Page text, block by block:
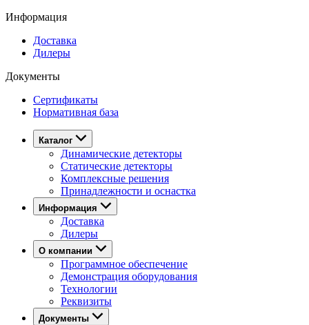
Информация
Доставка
Дилеры
Документы
Сертификаты
Нормативная база
Каталог
Динамические детекторы
Статические детекторы
Комплексные решения
Принадлежности и оснастка
Информация
Доставка
Дилеры
О компании
Программное обеспечение
Демонстрация оборудования
Технологии
Реквизиты
Документы